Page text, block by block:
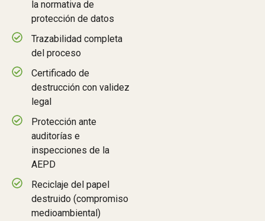
la normativa de
protección de datos
Trazabilidad completa
del proceso
Certificado de
destrucción con validez
legal
Protección ante
auditorías e
inspecciones de la
AEPD
Reciclaje del papel
destruido (compromiso
medioambiental)